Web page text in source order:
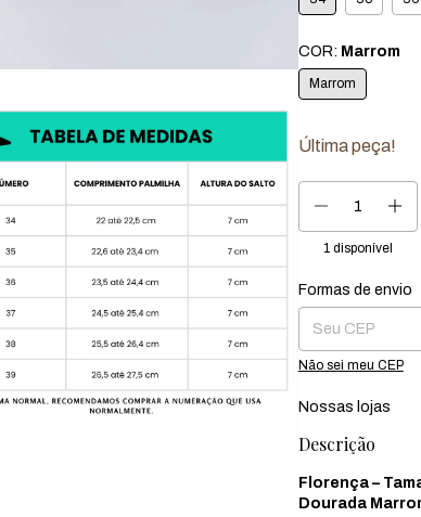
COR: Marrom
Marrom
Última peça!
1 disponível
Entregas para o CEP:
Formas de envio
Não sei meu CEP
Nossas lojas
Descrição
Florença –
Dourada